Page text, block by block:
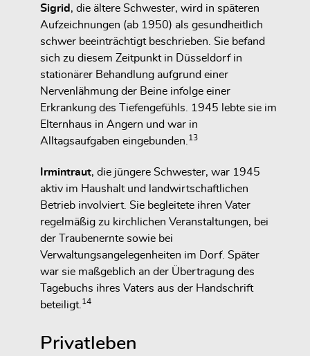
Sigrid, die ältere Schwester, wird in späteren
Aufzeichnungen (ab 1950) als gesundheitlich
schwer beeinträchtigt beschrieben. Sie befand
sich zu diesem Zeitpunkt in Düsseldorf in
stationärer Behandlung aufgrund einer
Nervenlähmung der Beine infolge einer
Erkrankung des Tiefengefühls. 1945 lebte sie im
Elternhaus in Angern und war in
Alltagsaufgaben eingebunden.13
Irmintraut, die jüngere Schwester, war 1945
aktiv im Haushalt und landwirtschaftlichen
Betrieb involviert. Sie begleitete ihren Vater
regelmäßig zu kirchlichen Veranstaltungen, bei
der Traubenernte sowie bei
Verwaltungsangelegenheiten im Dorf. Später
war sie maßgeblich an der Übertragung des
Tagebuchs ihres Vaters aus der Handschrift
beteiligt.14
Privatleben